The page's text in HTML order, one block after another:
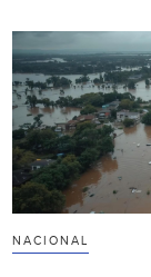
NACIONAL